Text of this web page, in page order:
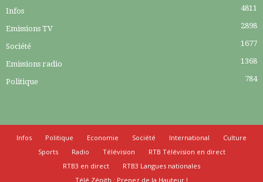
Infos 4811
Emissions TV 2898
Société 1677
Emissions radio 1368
Politique 784
Infos Politique Economie Société International
Culture
Sports
Radio Télévision
RTB Télévision en direct
RTB3 en direct
RTB3 Langues nationales
Télé Zénith : Prenez de la Hauteur !